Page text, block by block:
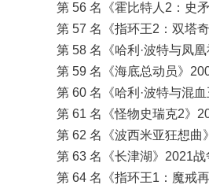
第 56 名《霍比特人2：史
第 57 名《指环王2：双塔
第 58 名《哈利·波特与凤
第 59 名《海底总动员》
第 60 名《哈利·波特与混
第 61 名《怪物史瑞克2》
第 62 名《波西米亚狂想曲
第 63 名《长津湖》2021
第 64 名《指环王1：魔戒